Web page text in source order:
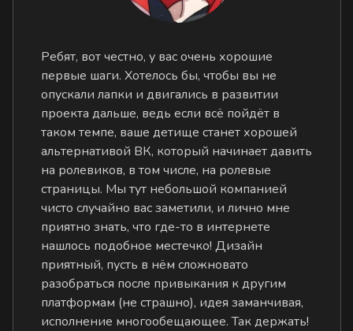
Ребят, вот честно, у вас очень хорошие
первые шаги. Хотелось бы, чтобы вы не
опускали лапки и двигались в развитии
проекта дальше, ведь если всё пойдёт в
таком темпе, ваше детище станет хорошей
альтернативой ВК, который начинает давить
на ролевиков, в том числе, на ролевые
страницы. Мы тут небольшой компанией
чисто случайно вас заметили, и лично мне
приятно знать, что где-то в интернете
нашлось подобное местечко! Дизайн
приятный, пусть в нём сложновато
разобраться после привыкания к другим
платформам (не страшно), идея заманчивая,
исполнение многообещающее. Так держать!